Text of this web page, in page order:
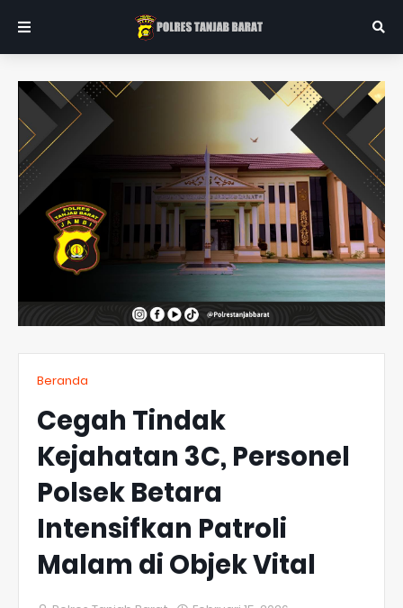
Beranda
Cegah Tindak
Kejahatan 3C, Personel
Polsek Betara
Intensifkan Patroli
Malam di Objek Vital